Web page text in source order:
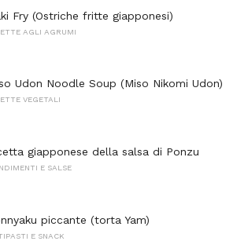
Fry (Ostriche fritte giapponesi)
AGLI AGRUMI
Udon Noodle Soup (Miso Nikomi Udon)
VEGETALI
giapponese della salsa di Ponzu
E SALSE
piccante (torta Yam)
E SNACK